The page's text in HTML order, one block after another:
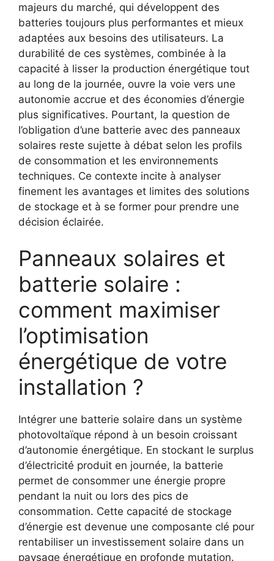
majeurs du marché, qui développent des
batteries toujours plus performantes et mieux
adaptées aux besoins des utilisateurs. La
durabilité de ces systèmes, combinée à la
capacité à lisser la production énergétique tout
au long de la journée, ouvre la voie vers une
autonomie accrue et des économies d’énergie
plus significatives. Pourtant, la question de
l’obligation d’une batterie avec des panneaux
solaires reste sujette à débat selon les profils
de consommation et les environnements
techniques. Ce contexte incite à analyser
finement les avantages et limites des solutions
de stockage et à se former pour prendre une
décision éclairée.
Panneaux solaires et
batterie solaire :
comment maximiser
l’optimisation
énergétique de votre
installation ?
Intégrer une batterie solaire dans un système
photovoltaïque répond à un besoin croissant
d’autonomie énergétique. En stockant le surplus
d’électricité produit en journée, la batterie
permet de consommer une énergie propre
pendant la nuit ou lors des pics de
consommation. Cette capacité de stockage
d’énergie est devenue une composante clé pour
rentabiliser un investissement solaire dans un
paysage énergétique en profonde mutation.